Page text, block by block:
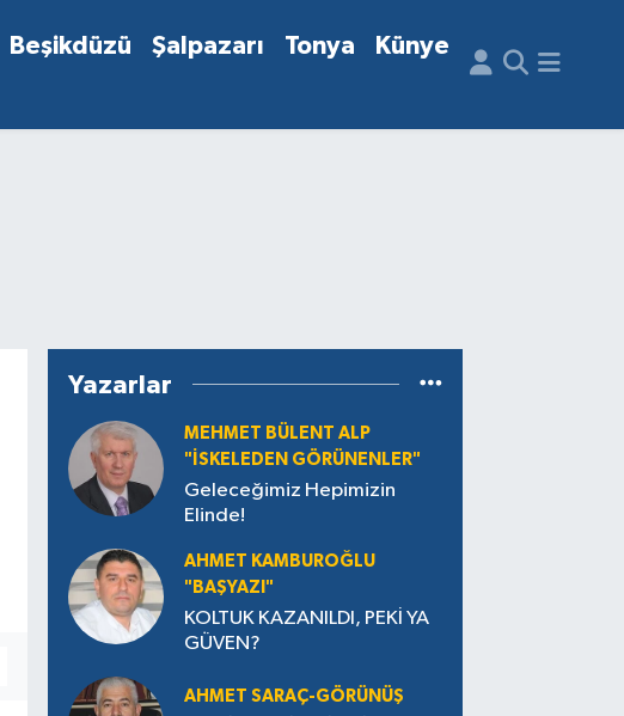
Beşikdüzü Şalpazarı Tonya Künye
Yazarlar
MEHMET BÜLENT ALP
"İSKELEDEN GÖRÜNENLER"
Geleceğimiz Hepimizin
Elinde!
AHMET KAMBUROĞLU
"BAŞYAZI"
KOLTUK KAZANILDI, PEKİ YA
GÜVEN?
AHMET SARAÇ-GÖRÜNÜŞ